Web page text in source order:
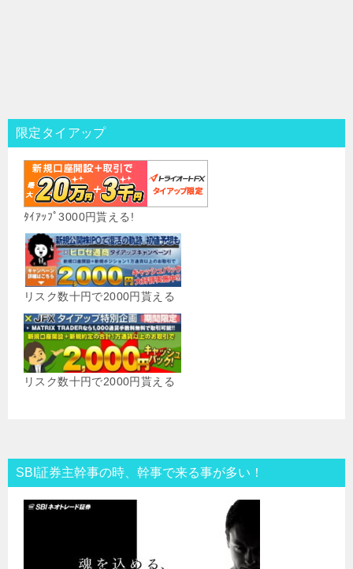
限定タイアップ
ﾀｲｱｯﾌﾟ3000円貰える!
リスク数十円で2000円貰える
リスク数十円で2000円貰える
SBI証券主幹事の時、幹事で来る事が多い！